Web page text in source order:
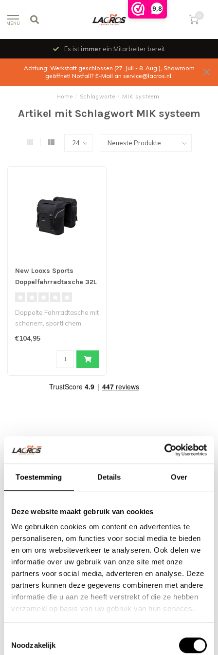
9,8
Toestemming Details Over
Deze website maakt gebruik van cookies
We gebruiken cookies om content en advertenties te
personaliseren, om functies voor social media te bieden
en om ons websiteverkeer te analyseren. Ook delen we
informatie over uw gebruik van onze site met onze
partners voor social media, adverteren en analyse. Deze
partners kunnen deze gegevens combineren met andere
informatie die u aan ze heeft verstrekt of die ze hebben
verzameld op basis van uw gebruik van hun services.
Noodzakelijk
MENU
0
Es ist immer ein Mitarbeiter bereit
Achtung: Werkstatt geschlossen (27. Juli - 8. Aug.), Showroom
geöffnet! Notfall? E-Mail an service@lacros.nl.
Home / Schlagworte / MIK systeem
Artikel mit Schlagwort MIK systeem
New Looxs Sports
Doppelfahrradtasche 32L
Doppelte Fahrradtasche mit
schönem, sportlichem
€104,95
Nieuwe Eerdsebaan 16, 5482 VS Schijndel Nederland
Handelskammernummer: 62140957